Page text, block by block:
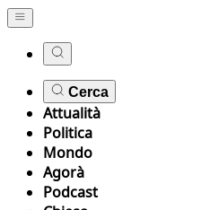
Cerca
Attualità
Politica
Mondo
Agorà
Podcast